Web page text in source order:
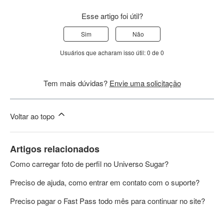
Esse artigo foi útil?
Sim Não
Usuários que acharam isso útil: 0 de 0
Tem mais dúvidas? Envie uma solicitação
Voltar ao topo
Artigos relacionados
Como carregar foto de perfil no Universo Sugar?
Preciso de ajuda, como entrar em contato com o suporte?
Preciso pagar o Fast Pass todo mês para continuar no site?